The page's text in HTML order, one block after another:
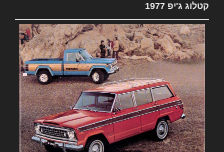
קטלוג ג'יפ 1977